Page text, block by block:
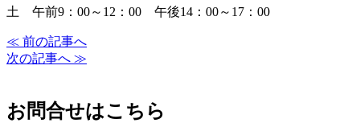
土 午前9：00～12：00 午後14：00～17：00
≪ 前の記事へ
次の記事へ ≫
お問合せはこちら